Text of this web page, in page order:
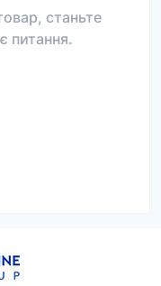
станьте
питання.